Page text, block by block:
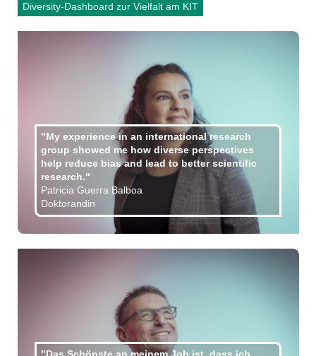
Diversity-Dashboard zur Vielfalt am KIT
"My experience in an international research
group showed me how diverse perspectives
help reduce bias and lead to better scientific
research.“
Patricia Guerra Balboa
Doktorandin